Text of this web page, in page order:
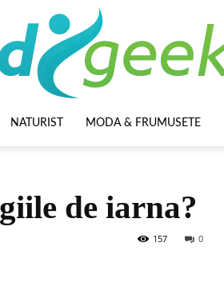
NATURIST MODA & FRUMUSETE
de iarna?
0
157